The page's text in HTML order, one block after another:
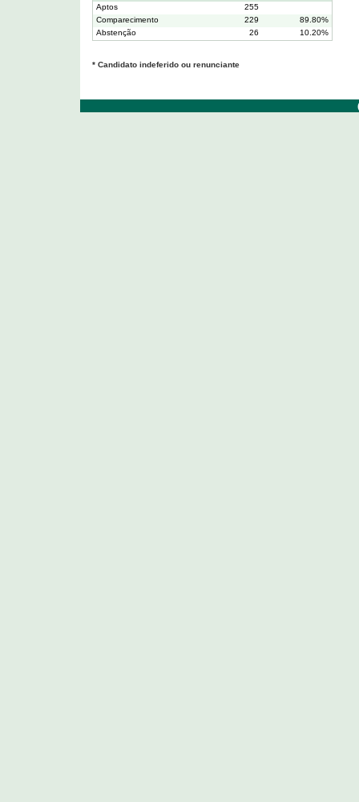
Aptos
255
Comparecimento
229
89.80%
Abstenção
26 10.20%
* Candidato indeferido ou renunciante